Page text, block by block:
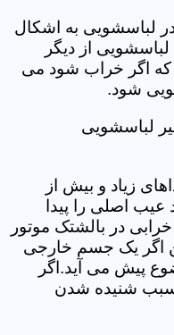
لباسشویی به اشکال
از دیگر
اگر خراب شود می
شود.
لباسشویی
زیاد و بیش از
عیب اصلی را پیدا
در بالشتک موتور
اگر یک جسم خارجی
پیش می آید.اگر
سبب شنیده شدن